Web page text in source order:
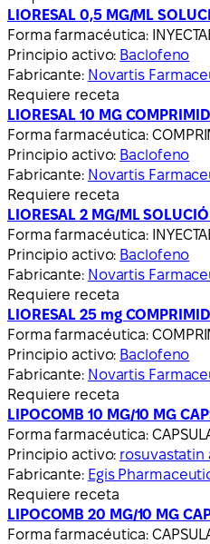
LIORESAL 0,5 MG/ML
Forma farmacéutica:
Principio activo: Baclofeno
Fabricante: Novartis
Requiere receta
LIORESAL 10 MG
Forma farmacéutica:
Principio activo: Baclofeno
Fabricante: Novartis
Requiere receta
LIORESAL 2 MG/ML
Forma farmacéutica:
Principio activo: Baclofeno
Fabricante: Novartis
Requiere receta
LIORESAL 25 mg
Forma farmacéutica:
Principio activo: Baclofeno
Fabricante: Novartis
Requiere receta
LIPOCOMB 10 MG/10 MG
Forma farmacéutica:
Principio activo: rosuvastatin
Fabricante: Egis
Requiere receta
LIPOCOMB 20 MG/10 MG
Forma farmacéutica: